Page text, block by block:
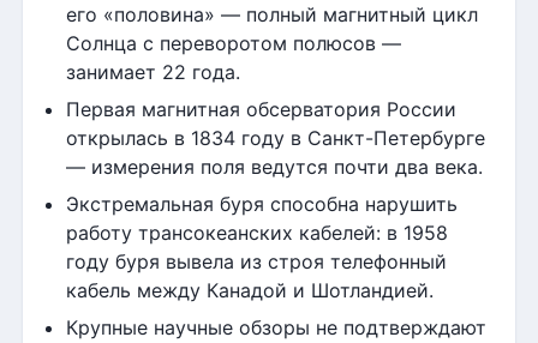
его «половина» — полный магнитный цикл
Солнца с переворотом полюсов —
занимает 22 года.
Первая магнитная обсерватория России
открылась в 1834 году в Санкт-Петербурге
— измерения поля ведутся почти два века.
Экстремальная буря способна нарушить
работу трансокеанских кабелей: в 1958
году буря вывела из строя телефонный
кабель между Канадой и Шотландией.
Крупные научные обзоры не подтверждают